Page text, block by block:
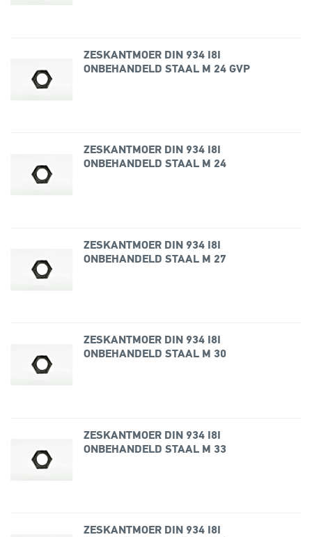
ZESKANTMOER DIN 934 I8I
ONBEHANDELD STAAL M 24 GVP
ZESKANTMOER DIN 934 I8I
ONBEHANDELD STAAL M 24
ZESKANTMOER DIN 934 I8I
ONBEHANDELD STAAL M 27
ZESKANTMOER DIN 934 I8I
ONBEHANDELD STAAL M 30
ZESKANTMOER DIN 934 I8I
ONBEHANDELD STAAL M 33
ZESKANTMOER DIN 934 I8I